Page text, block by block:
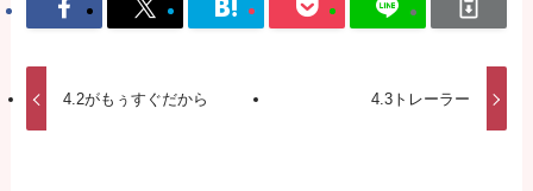
4.2がもぅすぐだから 4.3トレーラー